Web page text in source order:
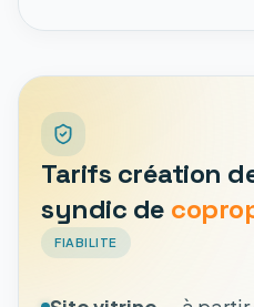
Tarifs création
syndic de
FIABILITE